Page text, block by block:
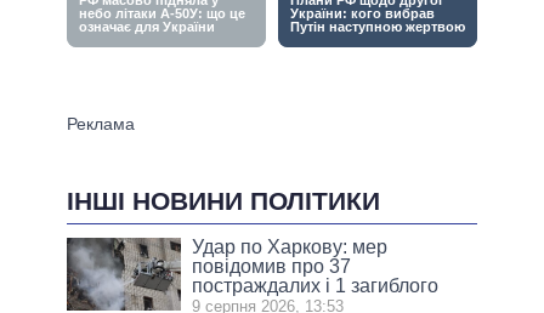
ІНШІ НОВИНИ ПОЛІТИКИ
Удар по Харкову: мер
повідомив про 37
постраждалих і 1 загиблого
9 серпня 2026, 13:53